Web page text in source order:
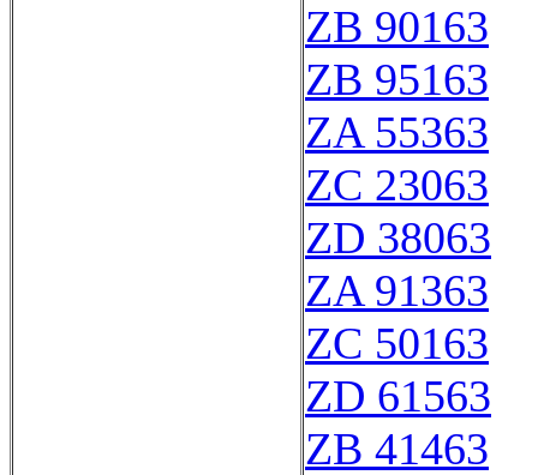
ZB 90163
ZB 95163
ZA 55363
ZC 23063
ZD 38063
ZA 91363
ZC 50163
ZD 61563
ZB 41463